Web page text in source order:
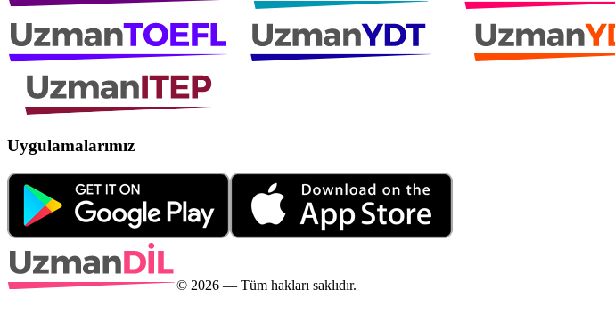
Uygulamalarımız
© 2026 — Tüm hakları saklıdır.